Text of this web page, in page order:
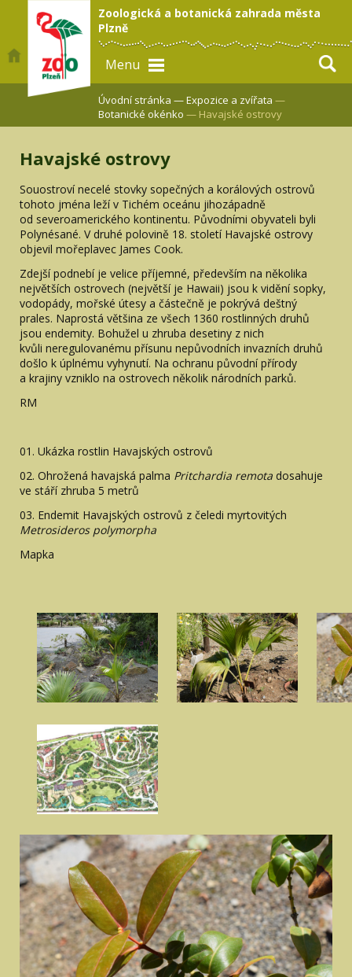
Zoologická a botanická zahrada města
Plzně
Menu
Úvodní stránka —Expozice a zvířata —
Botanické okénko — Havajské ostrovy
Havajské ostrovy
Souostroví necelé stovky sopečných a korálových ostrovů
tohoto jména leží v Tichém oceánu jihozápadně
od severoamerického kontinentu. Původními obyvateli byli
Polynésané. V druhé polovině 18. století Havajské ostrovy
objevil mořeplavec James Cook.
Zdejší podnebí je velice příjemné, především na několika
největších ostrovech (největší je Hawaii) jsou k vidění sopky,
vodopády, mořské útesy a částečně je pokrývá deštný
prales. Naprostá většina ze všech 1360 rostlinných druhů
jsou endemity. Bohužel u zhruba desetiny z nich
kvůli neregulovanému přísunu nepůvodních invazních druhů
došlo k úplnému vyhynutí. Na ochranu původní přírody
a krajiny vzniklo na ostrovech několik národních parků.
RM
01. Ukázka rostlin Havajských ostrovů
02. Ohrožená havajská palma Pritchardia remota dosahuje
ve stáří zhruba 5 metrů
03. Endemit Havajských ostrovů z čeledi myrtovitých
Metrosideros polymorpha
Mapka